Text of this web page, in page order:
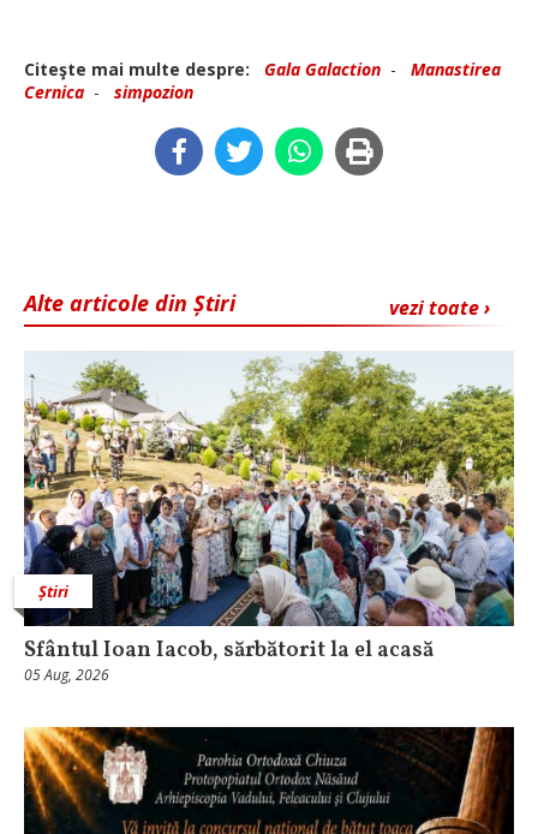
Citeşte mai multe despre: Gala Galaction - Manastirea
Cernica - simpozion
vezi toate ›
Alte articole din Știri
Știri
Sfântul Ioan Iacob, sărbătorit la el acasă
05 Aug, 2026